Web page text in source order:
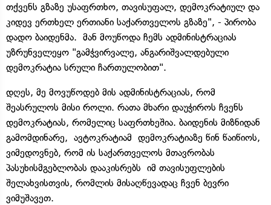
თქვენს გზაზე უსაფრთხო, თავისუფალ, დემოკრატიულ და
კიდევ ერთხელ ერთიანი საქართველოს გზაზე", - პირობა
დადო ბაიდენმა. მან მოუწოდა ჩემს ადმინისტრაციას
უზრუნველეყო "გამჭვირვალე, ანგარიშვალდებული
დემოკრატია სრული ჩართულობით".
დღეს, მე მოვუწოდებ მის ადმინისტრაციას, რომ
შეასრულოს მისი როლი. რათა მხარი დაუჭიროს ჩვენს
დემოკრატიას, რომელიც საფრთხეშია. ბაიდენის მიზნიდან
გამომდინარე, ავტოკრატიამ დემოკრატიაზე წინ წაიწიოს,
ვიმედოვნებ, რომ ის საქართველოს მთავრობას
პასუხისმგებლობას დააკისრებს იმ თავისუფლების
შელახვისთვის, რომლის მისაღწევადაც ჩვენ ბევრი
ვიმუშავეთ.